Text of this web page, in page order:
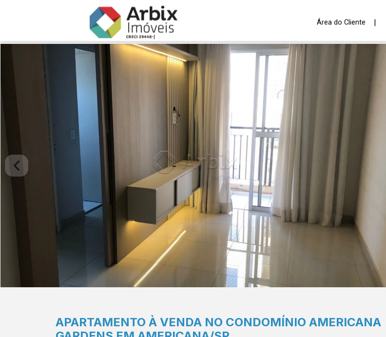
Área do Cliente |
APARTAMENTO À VENDA NO CONDOMÍNIO AMERICANA